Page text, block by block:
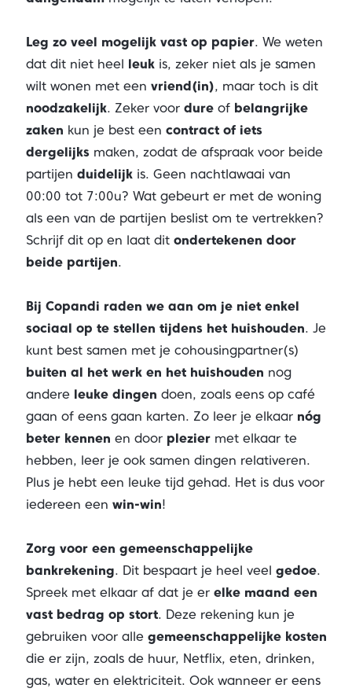
Leg zo veel mogelijk vast op papier. We weten
dat dit niet heel leukis, zeker niet als je samen
wilt wonen met een vriend(in), maar toch is dit
noodzakelijk. Zeker voor dureof belangrijke
zaken kun je best een contract of iets
dergelijksmaken, zodat de afspraak voor beide
partijen duidelijkis. Geen nachtlawaai van
00:00 tot 7:00u? Wat gebeurt er met de woning
als een van de partijen beslist om te vertrekken?
Schrijf dit op en laat dit ondertekenen door
beide partijen.
Bij Copandi raden we aan om je niet enkel
sociaal op te stellen tijdens het huishouden. Je
kunt best samen met je cohousingpartner(s)
buiten al het werk en het huishouden nog
andere leuke dingen doen, zoals eens op café
gaan of eens gaan karten. Zo leer je elkaar nóg
beter kennen en door pleziermet elkaar te
hebben, leer je ook samen dingen relativeren.
Plus je hebt een leuke tijd gehad. Het is dus voor
iedereen een win-win!
Zorg voor een gemeenschappelijke
bankrekening. Dit bespaart je heel veel gedoe.
Spreek met elkaar af dat je er elke maand een
vast bedrag op stort. Deze rekening kun je
gebruiken voor alle gemeenschappelijke kosten
die er zijn, zoals de huur, Netflix, eten, drinken,
gas, water en elektriciteit. Ook wanneer er eens